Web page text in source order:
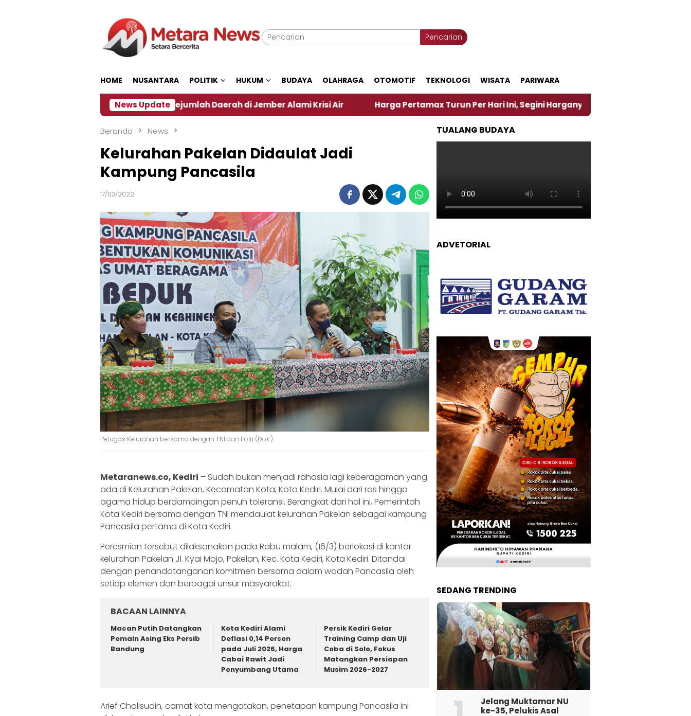
Pencarian
HOME NUSANTARA POLITIK HUKUM BUDAYA OLAHRAGA OTOMOTIF TEKNOLOGI WISATA PARIWARA
News Update
Dampak El Nino, Sejumlah Daerah di Jember Alami Krisi Air Harga Pertamax Turun Per Hari Ini, Segini Harganya ‎Nasirun Maestro Lukis Pemadu
Beranda News
Kelurahan Pakelan Didaulat Jadi
Kampung Pancasila
17/03/2022
Petugas Kelurahan bersama dengan TNI dan Polri (Dok.)
Metaranews.co, Kediri – Sudah bukan menjadi rahasia lagi keberagaman yang
ada di Kelurahan Pakelan, Kecamatan Kota, Kota Kediri. Mulai dari ras hingga
agama hidup berdampingan penuh toleransi. Berangkat dari hal ini, Pemerintah
Kota Kediri bersama dengan TNI mendaulat kelurahan Pakelan sebagai kampung
Pancasila pertama di Kota Kediri.
Peresmian tersebut dilaksanakan pada Rabu malam, (16/3) berlokasi di kantor
kelurahan Pakelan Jl. Kyai Mojo, Pakelan, Kec. Kota Kediri, Kota Kediri. Ditandai
dengan penandatanganan komitmen bersama dalam wadah Pancasila oleh
setiap elemen dan berbagai unsur masyarakat.
BACAAN LAINNYA
Macan Putih Datangkan
Pemain Asing Eks Persib
Bandung
Kota Kediri Alami
Deflasi 0,14 Persen
pada Juli 2026, Harga
Cabai Rawit Jadi
Penyumbang Utama
Persik Kediri Gelar
Training Camp dan Uji
Coba di Solo, Fokus
Matangkan Persiapan
Musim 2026-2027
Arief Cholisudin, camat kota mengatakan, penetapan kampung Pancasila ini
TUALANG BUDAYA
ADVETORIAL
SEDANG TRENDING
Jelang Muktamar NU
ke-35, Pelukis Asal